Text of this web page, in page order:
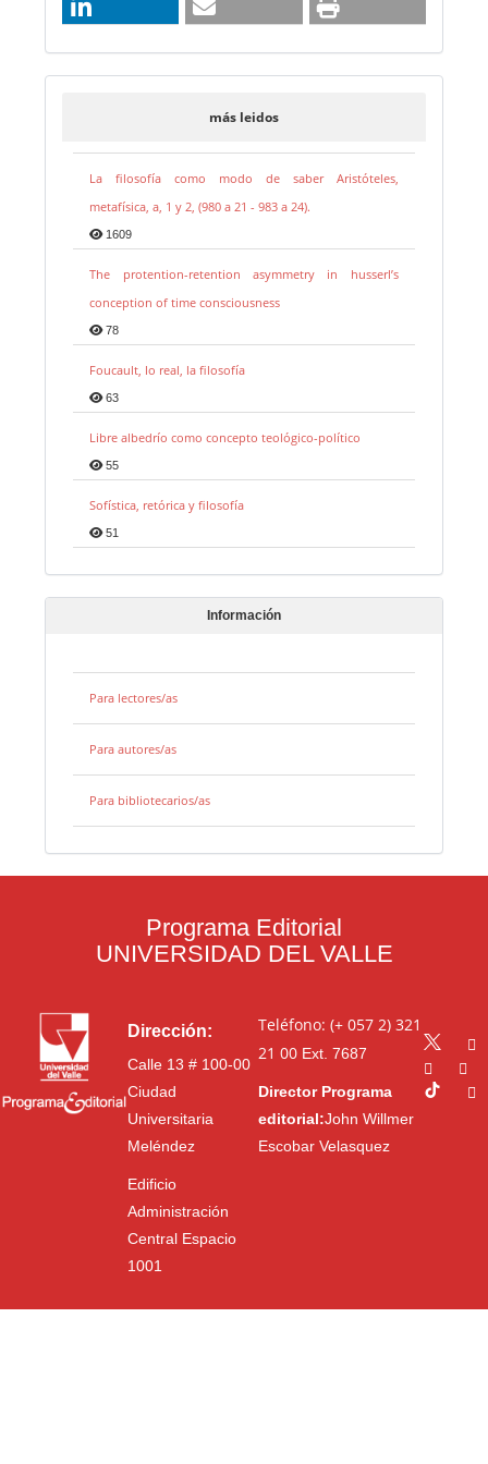
más leidos
La filosofía como modo de saber Aristóteles,
metafísica, a, 1 y 2, (980 a 21 - 983 a 24).
1609
The protention-retention asymmetry in husserl’s
conception of time consciousness
78
Foucault, lo real, la filosofía
63
Libre albedrío como concepto teológico-político
55
Sofística, retórica y filosofía
51
Información
Para lectores/as
Para autores/as
Para bibliotecarios/as
Programa Editorial
UNIVERSIDAD DEL VALLE
Dirección:
Calle 13 # 100-00
Ciudad
Universitaria
Meléndez
Edificio
Administración
Central Espacio
1001
Teléfono: (+ 057 2) 321
21 00Ext. 7687
Director Programa
editorial:John Willmer
Escobar Velasquez